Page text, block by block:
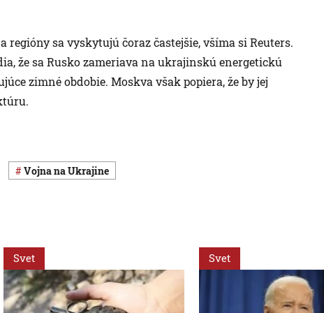
sa vyskytujú čoraz častejšie, všíma si Reuters.
že sa Rusko zameriava na ukrajinskú energetickú
zimné obdobie. Moskva však popiera, že by jej
vojna na Ukrajine
Svet Svet